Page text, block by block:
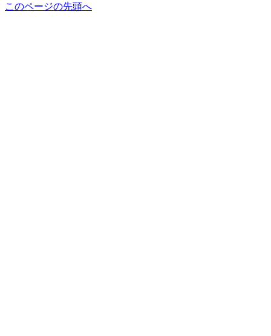
このページの先頭へ